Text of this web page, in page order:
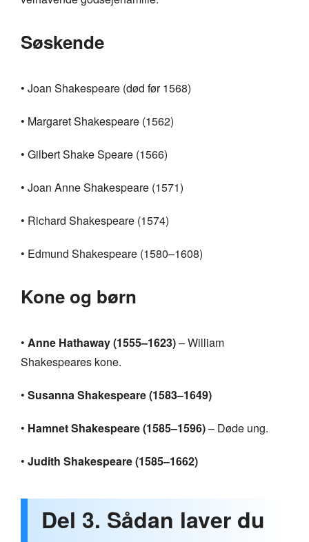
Søskende
• Joan Shakespeare (død før 1568)
• Margaret Shakespeare (1562)
• Gilbert Shake Speare (1566)
• Joan Anne Shakespeare (1571)
• Richard Shakespeare (1574)
• Edmund Shakespeare (1580–1608)
Kone og børn
• Anne Hathaway (1555–1623)– William
Shakespeares kone.
• Susanna Shakespeare (1583–1649)
• Hamnet Shakespeare (1585–1596)– Døde ung.
• Judith Shakespeare (1585–1662)
Del 3. Sådan laver du